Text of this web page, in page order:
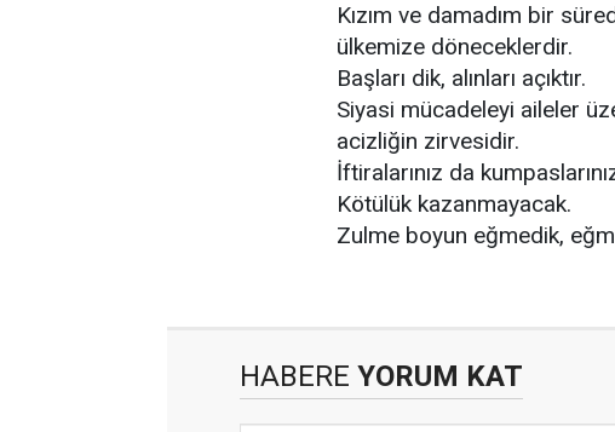
Kızım ve damadım bir
ülkemize döneceklerdir.
Başları dik, alınları açıktır.
Siyasi mücadeleyi aileler
acizliğin zirvesidir.
İftiralarınız da
Kötülük kazanmayacak.
Zulme boyun eğmedik,
HABERE YORUM KAT